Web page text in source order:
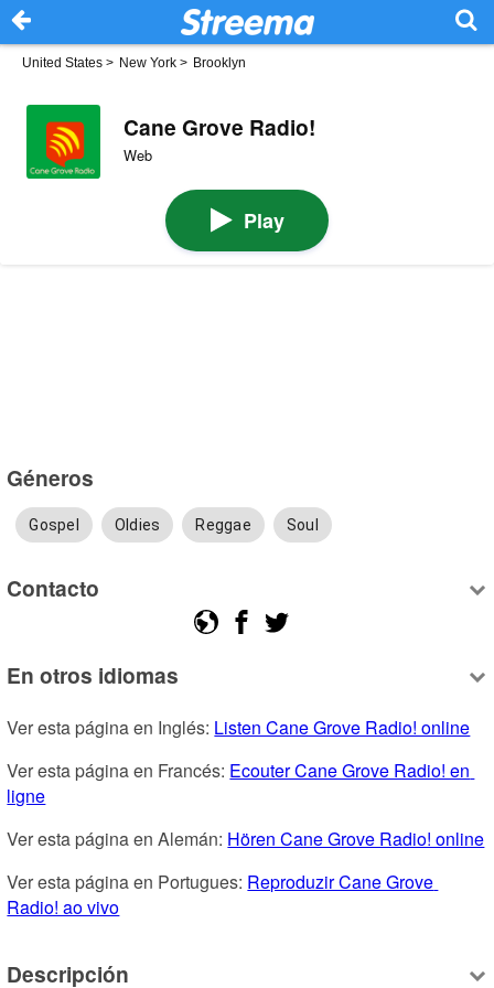
United States > New York > Brooklyn
Cane Grove Radio!
Web
Play
Géneros
Gospel Oldies Reggae Soul
Contacto
En otros idiomas
Ver esta página en Inglés: Listen Cane Grove Radio! online
Ver esta página en Francés: Ecouter Cane Grove Radio! en
ligne
Ver esta página en Alemán: Hören Cane Grove Radio! online
Ver esta página en Portugues: Reproduzir Cane Grove
Radio! ao vivo
Descripción